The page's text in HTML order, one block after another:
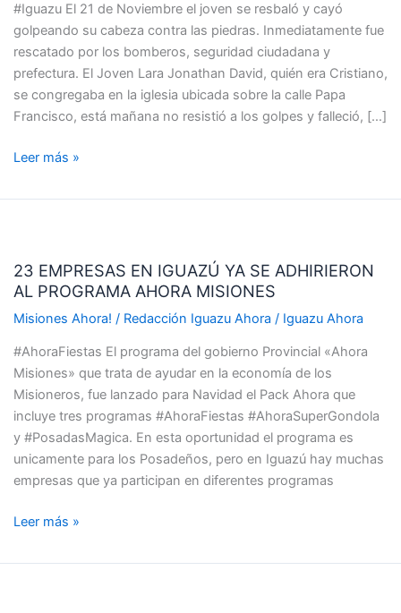
#Iguazu El 21 de Noviembre el joven se resbaló y cayó
golpeando su cabeza contra las piedras. Inmediatamente fue
rescatado por los bomberos, seguridad ciudadana y
prefectura. El Joven Lara Jonathan David, quién era Cristiano,
se congregaba en la iglesia ubicada sobre la calle Papa
Francisco, está mañana no resistió a los golpes y falleció, […]
QUE
CAYO
EN
EL
SALTO
MARIPOSA
Leer más »
23 EMPRESAS EN IGUAZÚ YA SE ADHIRIERON
AL PROGRAMA AHORA MISIONES
Misiones Ahora! / Redacción Iguazu Ahora / Iguazu Ahora
#AhoraFiestas El programa del gobierno Provincial «Ahora
Misiones» que trata de ayudar en la economía de los
Misioneros, fue lanzado para Navidad el Pack Ahora que
incluye tres programas #AhoraFiestas #AhoraSuperGondola
y #PosadasMagica. En esta oportunidad el programa es
unicamente para los Posadeños, pero en Iguazú hay muchas
empresas que ya participan en diferentes programas
EN
IGUAZÚ
YA
ADHIRIERON
AL
PROGRAMA
AHORA
MISIONES
Leer más »